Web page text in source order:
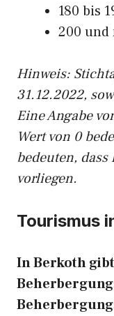
180 bis
200 und
Hinweis:
31.12.2022,
Eine Angabe
Wert von 0
bedeuten,
vorliegen.
Tourismus
In Berkoth